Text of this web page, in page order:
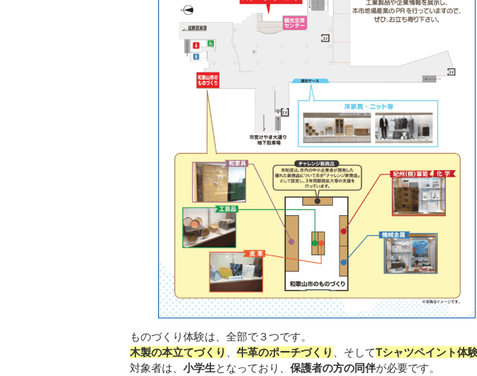
ものづくり体験は、全部で３つです。
木製の本立てづくり
牛革のポーチづくり 、そしてTシャツペイント体
対象者は、 小学生となっており、 保護者の方の同伴が必要です。